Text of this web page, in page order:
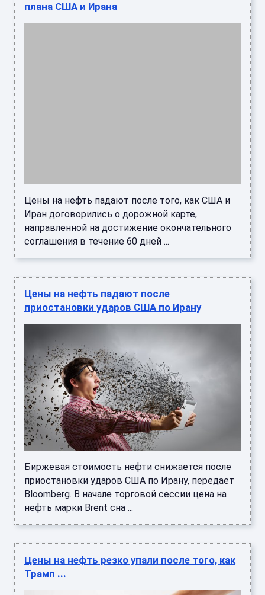
плана США и Ирана
соглашения в течение 60 дней ...
Цены на нефть падают после
Биржевая стоимость нефти снижается после
приостановки ударов США по Ирану, передает
нефть марки Brent сна ...
Цены на нефть резко упали после того, как